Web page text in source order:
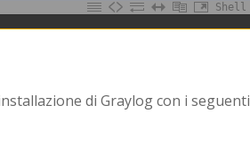
Shell
di Graylog con i seguenti